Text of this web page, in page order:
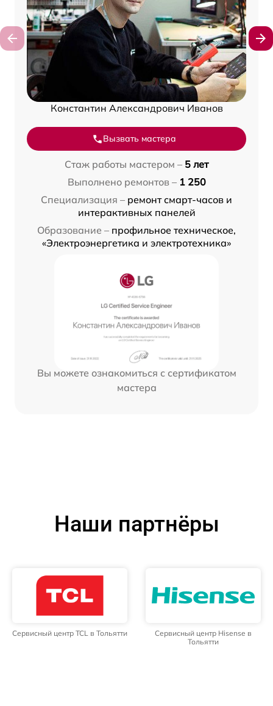
Константин Александрович Иванов
Вызвать мастера
Стаж работы мастером – 5 лет
Выполнено ремонтов – 1 250
Специализация – ремонт смарт-часов и
интерактивных панелей
Образование – профильное техническое,
«Электроэнергетика и электротехника»
Вы можете ознакомиться с сертификатом
мастера
Наши партнёры
Сервисный центр TCL в Тольятти
Сервисный центр Hisense в
Тольятти